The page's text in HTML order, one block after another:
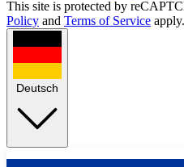
This site is protected by
Policy and Terms of Service apply.
Deutsch